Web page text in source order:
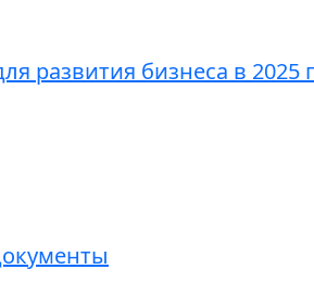
развития бизнеса в 2025